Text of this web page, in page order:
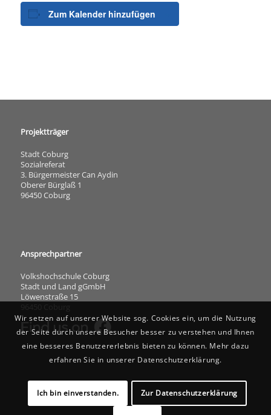
Zum Kalender hinzufügen
Projektträger
Stadt Coburg
Sozialreferat
3. Bürgermeister Can Aydin
Oberer Bürglaß 1
96450 Coburg
Ansprechpartner
Volkshochschule Coburg
Stadt und Land gGmbH
Löwenstraße 15
Wir setzen auf unserer Website sog. Cookies ein, um die Nutzung
der Seite durch unsere Besucher besser zu verstehen und Ihnen
eine besseres Benutzererlebnis bieten zu können. Mehr dazu
erfahren Sie in unserer Datenschutzerklärung.
Ich bin einverstanden. Zur Datenschutzerklärung